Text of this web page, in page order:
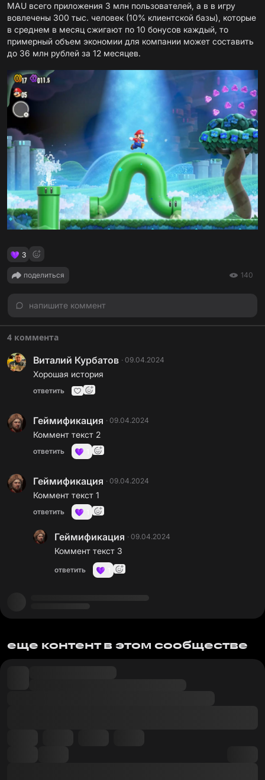
MAU всего приложения 3 млн пользователей, а в в игру
вовлечены 300 тыс. человек (10% клиентской базы), которые
в среднем в месяц сжигают по 10 бонусов каждый, то
примерный объем экономии для компании может составить
до 36 млн рублей за 12 месяцев.
3
поделиться 140
напишите коммент
4 коммента
Виталий Курбатов · 09.04.2024
Хорошая история
ответить
Геймификация · 09.04.2024
Коммент текст 2
ответить
Геймификация · 09.04.2024
Коммент текст 1
ответить
Геймификация · 09.04.2024
Коммент текст 3
ответить
еще контент в этом сообществе